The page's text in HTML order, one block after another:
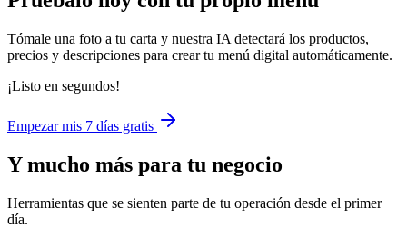
Tómale una foto a tu carta y nuestra IA detectará los productos,
precios y descripciones para crear tu menú digital automáticamente.
¡Listo en segundos!
Empezar mis 7 días gratis
Y mucho más para tu negocio
Herramientas que se sienten parte de tu operación desde el primer
día.